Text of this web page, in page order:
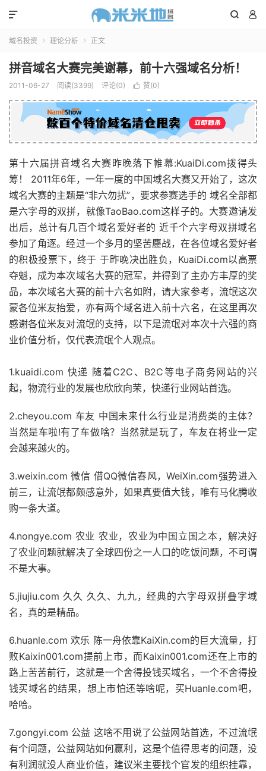
 

域名投资  理论分析  正文
拼音域名大赛完美谢幕，前十六强域名分析！
2011-06-27 阅读(3399) 评论(0)  赞(0)
第十六届拼音域名大赛昨晚落下帷幕:KuaiDi.com拨得头
筹！ 2011年6年，一年一度的中国域名大赛又开始了，这次
域名大赛的主题是“非六勿扰”，要求参赛选手的 域名全部都
是六字母的双拼，就像TaoBao.com这样子的。大赛邀请发
出后，总计有几百个域名爱好者的 近千个六字母双拼域名
参加了角逐。经过一个多月的坚苦鏖战，在各位域名爱好者
的积极投票下，终于 于昨晚决出胜负，KuaiDi.com以高票
夺魁，成为本次域名大赛的冠军，并得到了主办方丰厚的奖
品，本次域名大赛的前十六名如附，请大家参考，流氓这次
蒙各位米友抬爱，亦有两个域名进入前十六名，在这里再次
感谢各位米友对流氓的支持，以下是流氓对本次十六强的商
业价值分析，仅代表流氓个人观点。
1.kuaidi.com 快递 随着C2C、B2C等电子商务网站的兴
起，物流行业的发展也欣欣向荣，快递行业网站首选。
2.cheyou.com 车友 中国未来什么行业是消费类的主体？
当然是车啦!有了车做啥？当然就是玩了，车友在将业一定
会越来越火的。
3.weixin.com 微信 借QQ微信春风，WeiXin.com强势进入
前三，让流氓都颇感意外，如果真要值大钱，唯有马化腾收
购一条大道。
4.nongye.com 农业 农业，农业为中国立国之本，解决好
了农业问题就解决了全球四份之一人口的吃饭问题，不可谓
不是大事。
5.jiujiu.com 久久 久久、九九，经典的六字母双拼叠字域
名，真的是精品。
6.huanle.com 欢乐 陈一舟依靠KaiXin.com的巨大流量，打
败Kaixin001.com提前上市，而Kaixin001.com还在上市的
路上苦苦前行，这就是一个舍得投钱买域名，一个不舍得投
钱买域名的结果，想上市怕还等啥呢，买Huanle.com吧，
哈哈。
7.gongyi.com 公益 这啥不用说了公益网站首选，不过流氓
有个问题，公益网站如何赢利，这是个值得思考的问题，没
有利润就没人商业价值，建议米主要找个官发的组织挂靠，